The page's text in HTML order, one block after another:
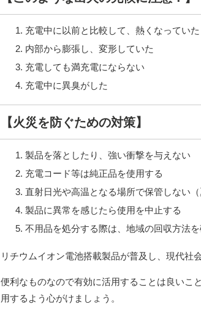
充電中に以前と比較して、熱くなっていた
内部から膨張し、変形していた
充電しても満充電にならない
充電中に異臭がした
【火災を防ぐための対策】
製品を落としたり、強い衝撃を与えない
充電コード等は純正品を使用する
直射日光や高温となる場所で保管しない（
製品に異常を感じたら使用を中止する
不用品を処分する際は、地域の回収方法
リチウムイオン電池搭載製品が普及し、現代社
便利なものなので有効に活用することは良いこ
用するよう心がけましょう。